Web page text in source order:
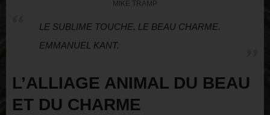
MIKE TRAMP
LE SUBLIME TOUCHE, LE BEAU CHARME.
EMMANUEL KANT.
L’ALLIAGE ANIMAL DU BEAU
ET DU CHARME